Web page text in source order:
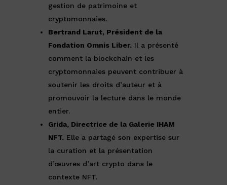
gestion de patrimoine et
cryptomonnaies.
Bertrand Larut, Président de la
Fondation Omnis Liber. Il a présenté
comment la blockchain et les
cryptomonnaies peuvent contribuer à
soutenir les droits d’auteur et à
promouvoir la lecture dans le monde
entier.
Grida, Directrice de la Galerie IHAM
NFT. Elle a partagé son expertise sur
la curation et la présentation
d’œuvres d’art crypto dans le
contexte NFT.